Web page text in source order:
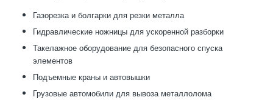
Газорезка и болгарки для резки металла
Гидравлические ножницы для ускоренной разборки
Такелажное оборудование для безопасного спуска
элементов
Подъемные краны и автовышки
Грузовые автомобили для вывоза металлолома